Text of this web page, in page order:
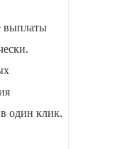
выплаты
один клик.